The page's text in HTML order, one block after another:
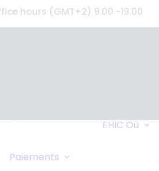
hours (GMT+2) 9.00 -19.00
et
Livraisons Urgentes
Service 24h/24
EHIC Où
Paiements